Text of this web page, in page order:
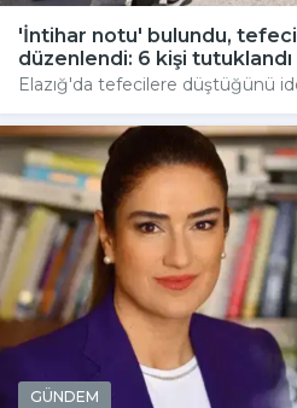
'İntihar notu' bulundu,
düzenlendi: 6 kişi tutuklandı
Elazığ'da tefecilere düştüğünü
GÜNDEM